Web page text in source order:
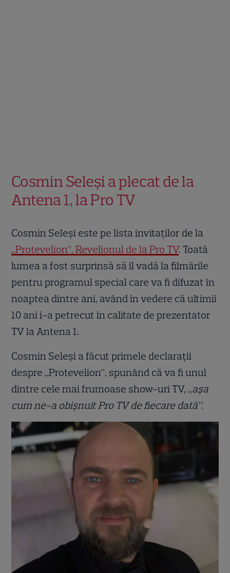
Cosmin Seleşi a plecat de la
Antena 1, la Pro TV
Cosmin Seleși este pe lista invitaților de la
„Protevelion”, Revelionul de la Pro TV. Toată
lumea a fost surprinsă să îl vadă la filmările
pentru programul special care va fi difuzat în
noaptea dintre ani, având în vedere că ultimii
10 ani i-a petrecut în calitate de prezentator
TV la Antena 1.
Cosmin Seleși a făcut primele declarații
despre „Protevelion”, spunând că va fi unul
dintre cele mai frumoase show-uri TV, „așa
cum ne-a obișnuit Pro TV de fiecare dată”.